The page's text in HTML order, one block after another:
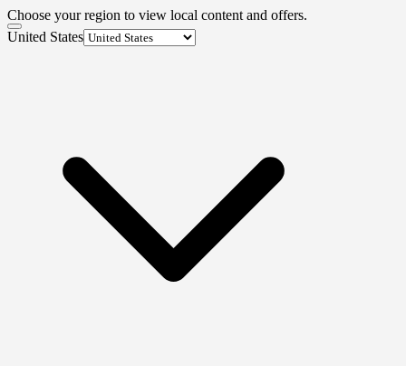
Choose your region to view local content and offers.
United States